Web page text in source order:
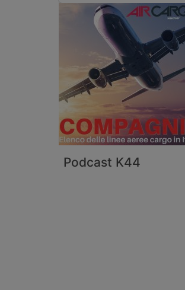
Podcast K44